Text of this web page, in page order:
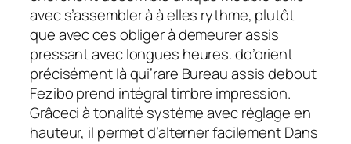
avec s’assembler à à elles rythme, plutôt
que avec ces obliger à demeurer assis
pressant avec longues heures. do’orient
précisément là qui’rare Bureau assis debout
Fezibo prend intégral timbre impression.
Grâceci à tonalité système avec réglage en
hauteur, il permet d’alterner facilement Dans